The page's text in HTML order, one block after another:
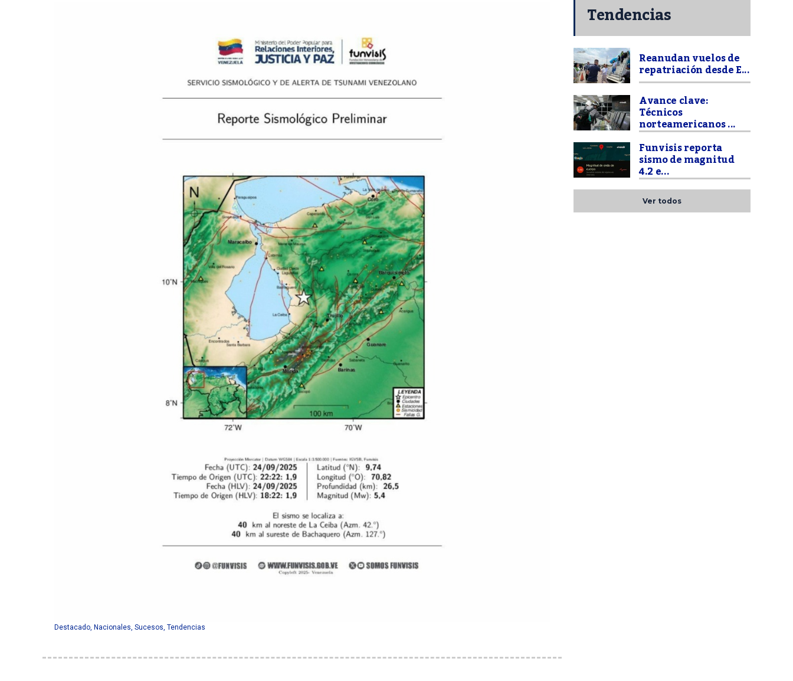
Destacado, Nacionales, Sucesos, Tendencias
Tendencias
Reanudan vuelos de
repatriación desde E...
Avance clave:
Técnicos
norteamericanos ...
Funvisis reporta
sismo de magnitud
4.2 e...
Ver todos